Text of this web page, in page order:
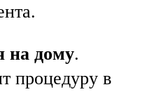
на дому.
процедуру в